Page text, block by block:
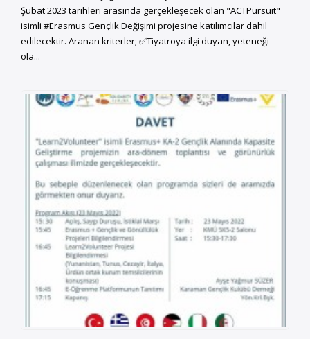
Şubat 2023 tarihleri arasında gerçekleşecek olan "ACTPursuit"
isimli #Erasmus Gençlik Değişimi projesine katılımcılar dahil
edilecektir. Aranan kriterler; ✅Tiyatroya ilgi duyan, yeteneği
ola...